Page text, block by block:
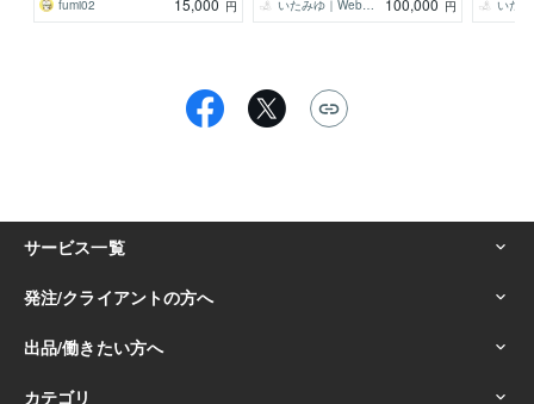
fumi02
円
いたみゆ｜Webサイト制作
円